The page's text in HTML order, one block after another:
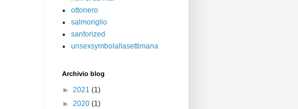
ottonero
salmoriglio
sanforized
unsexsymbolallasettimana
Archivio blog
► 2021 (1)
► 2020 (1)